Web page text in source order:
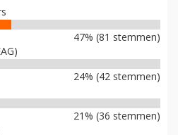
47% (81 stemmen)
24% (42 stemmen)
21% (36 stemmen)